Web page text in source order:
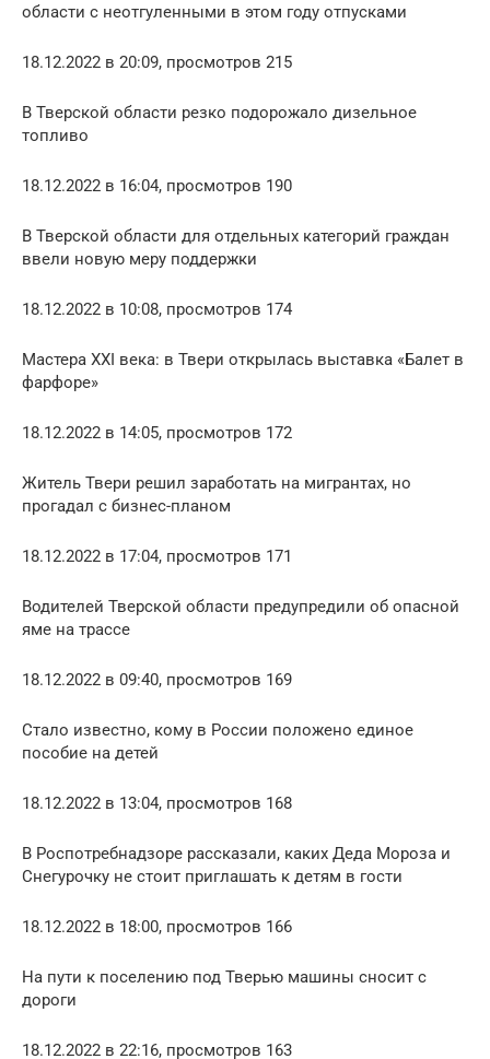
области с неотгуленными в этом году отпусками
18.12.2022 в 20:09, просмотров 215
В Тверской области резко подорожало дизельное
топливо
18.12.2022 в 16:04, просмотров 190
В Тверской области для отдельных категорий граждан
ввели новую меру поддержки
18.12.2022 в 10:08, просмотров 174
Мастера XXI века: в Твери открылась выставка «Балет в
фарфоре»
18.12.2022 в 14:05, просмотров 172
Житель Твери решил заработать на мигрантах, но
прогадал с бизнес-планом
18.12.2022 в 17:04, просмотров 171
Водителей Тверской области предупредили об опасной
яме на трассе
18.12.2022 в 09:40, просмотров 169
Стало известно, кому в России положено единое
пособие на детей
18.12.2022 в 13:04, просмотров 168
В Роспотребнадзоре рассказали, каких Деда Мороза и
Снегурочку не стоит приглашать к детям в гости
18.12.2022 в 18:00, просмотров 166
На пути к поселению под Тверью машины сносит с
дороги
18.12.2022 в 22:16, просмотров 163